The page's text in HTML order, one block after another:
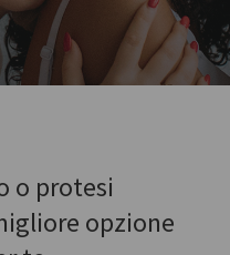
o protesi
opzione